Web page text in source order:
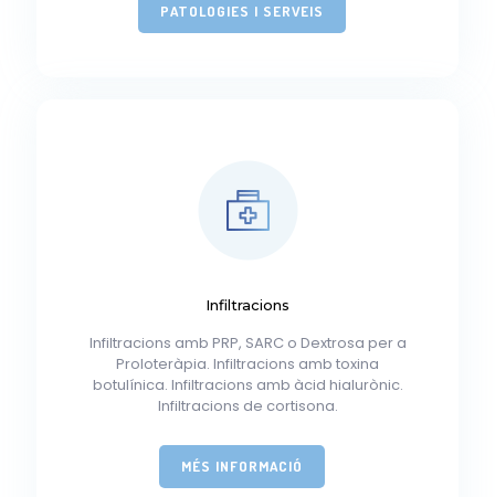
PATOLOGIES I SERVEIS
Infiltracions
Infiltracions amb PRP, SARC o Dextrosa per a
Proloteràpia. Infiltracions amb toxina
botulínica. Infiltracions amb àcid hialurònic.
Infiltracions de cortisona.
MÉS INFORMACIÓ